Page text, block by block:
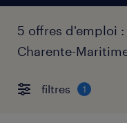
5 offres d'emploi
Charente-
filtres 1